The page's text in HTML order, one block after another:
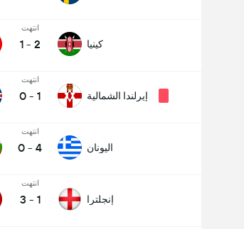
كينيا
انتهت
2
-
1
إيرلندا الشمالية
انتهت
1
-
0
اليونان
انتهت
4
-
0
إنجلترا
انتهت
1
-
3